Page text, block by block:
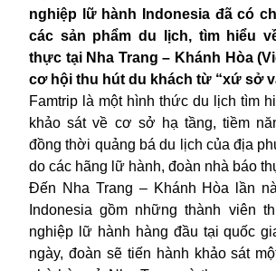
nghiệp lữ hành Indonesia đã có
các sản phẩm du lịch, tìm hiểu
thực tại Nha Trang – Khánh Hòa
cơ hội thu hút du khách từ “xứ sở
Famtrip là một hình thức du lịch tìm
khảo sát về cơ sở hạ tầng, tiềm
đồng thời quảng bá du lịch của địa
do các hãng lữ hành, đoàn nhà báo
Đến Nha Trang – Khánh Hòa lần
Indonesia gồm những thành viên
nghiệp lữ hành hàng đầu tại quốc
ngày, đoàn sẽ tiến hành khảo sát